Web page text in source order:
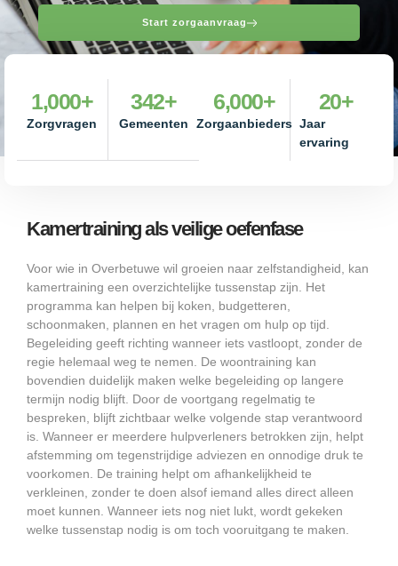
Start zorgaanvraag
Zorgvragen
1,000+
Gemeenten
342+
Zorgaanbieders
6,000+
Jaar
ervaring
20+
Kamertraining als veilige oefenfase
Voor wie in Overbetuwe wil groeien naar zelfstandigheid, kan
kamertraining een overzichtelijke tussenstap zijn. Het
programma kan helpen bij koken, budgetteren,
schoonmaken, plannen en het vragen om hulp op tijd.
Begeleiding geeft richting wanneer iets vastloopt, zonder de
regie helemaal weg te nemen. De woontraining kan
bovendien duidelijk maken welke begeleiding op langere
termijn nodig blijft. Door de voortgang regelmatig te
bespreken, blijft zichtbaar welke volgende stap verantwoord
is. Wanneer er meerdere hulpverleners betrokken zijn, helpt
afstemming om tegenstrijdige adviezen en onnodige druk te
voorkomen. De training helpt om afhankelijkheid te
verkleinen, zonder te doen alsof iemand alles direct alleen
moet kunnen. Wanneer iets nog niet lukt, wordt gekeken
welke tussenstap nodig is om toch vooruitgang te maken.